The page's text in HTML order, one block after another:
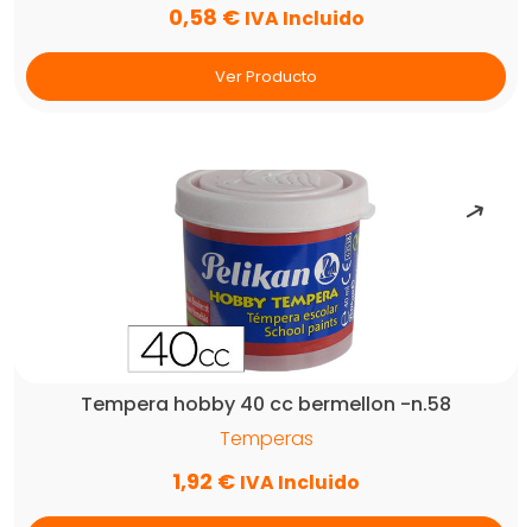
0,58 € IVA Incluido
Ver Producto
Tempera hobby 40 cc bermellon -n.58
Temperas
1,92 € IVA Incluido